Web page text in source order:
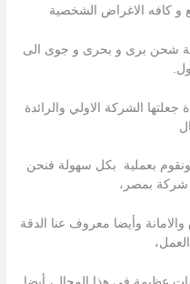
و كافه الاغراض الشخصية
شحن برى و بحرى و جوى الى
الشركة الاولي والرائدة
بعملية بكل سهولة فنحن
شركة بمصر،
وأيضا معروف عنا الدقة